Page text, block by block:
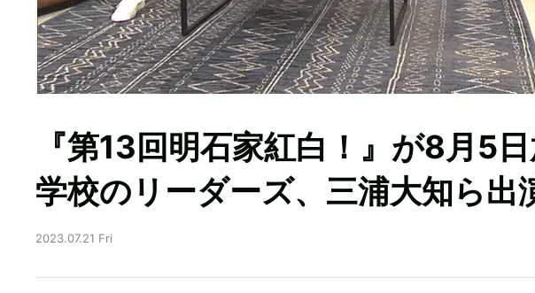
『第13回明石家紅白！』が8月5
学校のリーダーズ、三浦大知ら出
2023.07.21 Fri